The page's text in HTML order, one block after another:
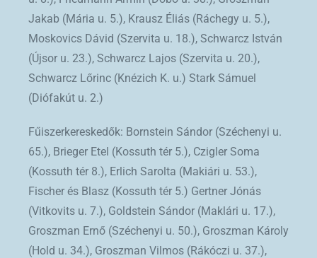
Jakab (Mária u. 5.), Krausz Éliás (Ráchegy u. 5.),
Moskovics Dávid (Szervita u. 18.), Schwarcz István
(Újsor u. 23.), Schwarcz Lajos (Szervita u. 20.),
Schwarcz Lőrinc (Knézich K. u.) Stark Sámuel
(Diófakút u. 2.)
Fűiszerkereskedők: Bornstein Sándor (Széchenyi u.
65.), Brieger Etel (Kossuth tér 5.), Czigler Soma
(Kossuth tér 8.), Erlich Sarolta (Makiári u. 53.),
Fischer és Blasz (Kossuth tér 5.) Gertner Jónás
(Vitkovits u. 7.), Goldstein Sándor (Maklári u. 17.),
Groszman Ernő (Széchenyi u. 50.), Groszman Károly
(Hold u. 34.), Groszman Vilmos (Rákóczi u. 37.),